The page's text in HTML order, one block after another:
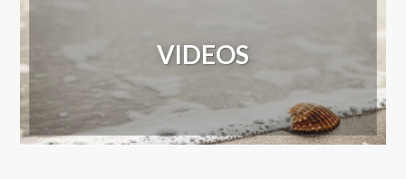
MYDIN AEON CO. (M) BHD THE STORE PLUSMILES
Ketahui Lebih Lanjut Ketahui Lebih Lanjut Ketahui
Lebih Lanjut Ketahui Lebih Lanjut STANDARD…
DISCOVER MORE
VIDEOS